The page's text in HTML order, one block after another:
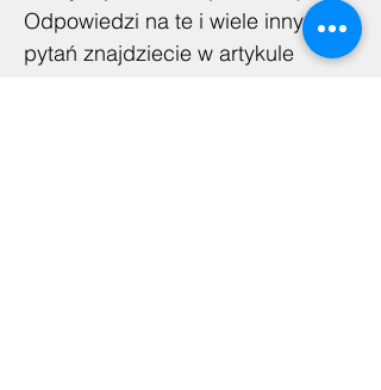
Odpowiedzi na te i wiele innych
pytań znajdziecie w artykule